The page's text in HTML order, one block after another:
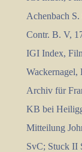
Achenbach
Contr. B. V,
IGI Index,
Archiv für
KB bei
Mitteilung
SvC; Stuck II